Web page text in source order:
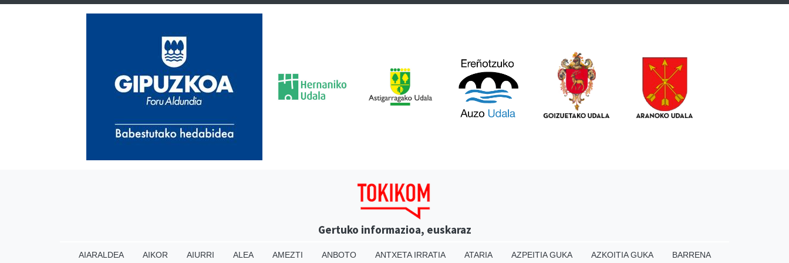
Gertuko informazioa, euskaraz
AIARALDEA AIKOR AIURRI ALEA AMEZTI ANBOTO ANTXETA IRRATIA ATARIA AZPEITIA GUKA AZKOITIA GUKA BARRENA